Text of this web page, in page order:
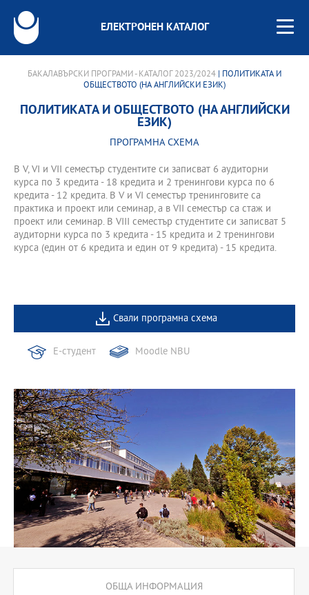
ЕЛЕКТРОНЕН КАТАЛОГ
БАКАЛАВЪРСКИ ПРОГРАМИ - КАТАЛОГ 2023/2024 | ПОЛИТИКАТА И
ОБЩЕСТВОТО (НА АНГЛИЙСКИ ЕЗИК)
ПОЛИТИКАТА И ОБЩЕСТВОТО (НА АНГЛИЙСКИ
ЕЗИК)
ПРОГРАМНА СХЕМА
В V, VI и VII семестър студентите си записват 6 аудиторни
курса по 3 кредита - 18 кредита и 2 тренингови курса по 6
кредита - 12 кредита. В V и VI семестър тренинговите са
практика и проект или семинар, а в VII семестър са стаж и
проект или семинар. В VIII семестър студентите си записват 5
аудиторни курса по 3 кредита - 15 кредита и 2 тренингови
курса (един от 6 кредита и един от 9 кредита) - 15 кредита.
Свали програмна схема
Е-студент Moodle NBU
ОБЩА ИНФОРМАЦИЯ